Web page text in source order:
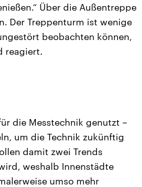
Über die Außentreppe
Der Treppenturm ist wenige
beobachten können,
reagiert.
die Messtechnik genutzt –
um die Technik zukünftig
damit zwei Trends
weshalb Innenstädte
umso mehr